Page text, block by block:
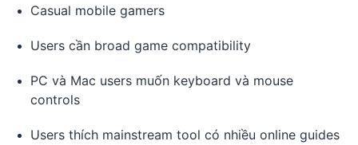
Casual mobile gamers
Users cần broad game compatibility
PC và Mac users muốn keyboard và mouse
controls
Users thích mainstream tool có nhiều online guides